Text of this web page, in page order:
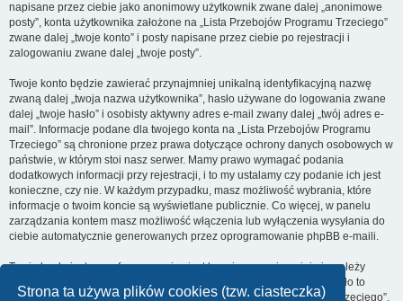
Strona ta używa plików cookies (tzw. ciasteczka)
napisane przez ciebie jako anonimowy użytkownik zwane dalej „anonimowe
posty”, konta użytkownika założone na „Lista Przebojów Programu Trzeciego”
zwane dalej „twoje konto” i posty napisane przez ciebie po rejestracji i
zalogowaniu zwane dalej „twoje posty”.
Twoje konto będzie zawierać przynajmniej unikalną identyfikacyjną nazwę
zwaną dalej „twoja nazwa użytkownika”, hasło używane do logowania zwane
dalej „twoje hasło” i osobisty aktywny adres e-mail zwany dalej „twój adres e-
mail”. Informacje podane dla twojego konta na „Lista Przebojów Programu
Trzeciego” są chronione przez prawa dotyczące ochrony danych osobowych w
państwie, w którym stoi nasz serwer. Mamy prawo wymagać podania
dodatkowych informacji przy rejestracji, i to my ustalamy czy podanie ich jest
konieczne, czy nie. W każdym przypadku, masz możliwość wybrania, które
informacje o twoim koncie są wyświetlane publicznie. Co więcej, w panelu
zarządzania kontem masz możliwość włączenia lub wyłączenia wysyłania do
ciebie automatycznie generowanych przez oprogramowanie phpBB e-maili.
Twoje hasło jest zaszyfrowane, więc jest bezpieczne, niemniej nie należy
używać tego samego hasła na różnych witrynach internetowych. Hasło to
umożliwia dostęp do twojego konta na „Lista Przebojów Programu Trzeciego”,